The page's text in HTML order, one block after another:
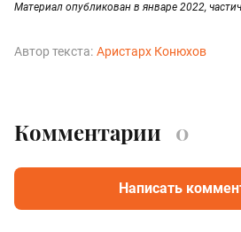
Материал опубликован в январе 2022,
Автор текста: Аристарх Конюхов
Комментарии 0
Написать